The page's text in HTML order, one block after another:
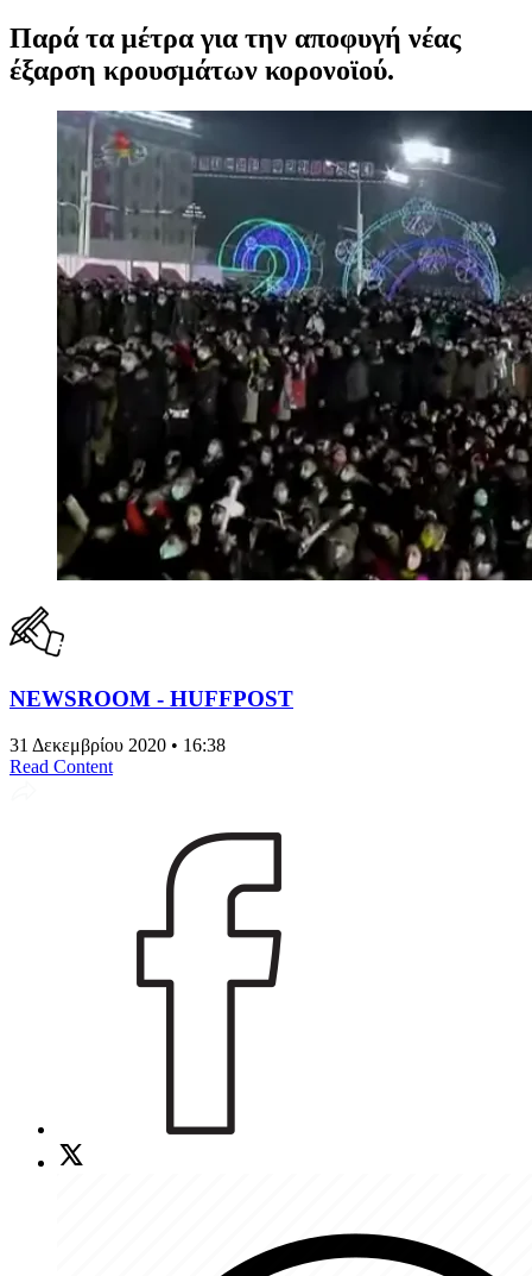
Παρά τα μέτρα για την αποφυγή νέας
έξαρση κρουσμάτων κορονοϊού.
NEWSROOM - HUFFPOST
31 Δεκεμβρίου 2020 • 16:38
Read Content